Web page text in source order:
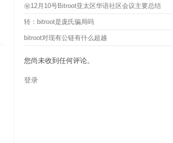
㊙️12月10号Bitroot亚太区华语社区会议主要总结
转：bitroot是庞氏骗局吗
bitroot对现有公链有什么超越
您尚未收到任何评论。
登录